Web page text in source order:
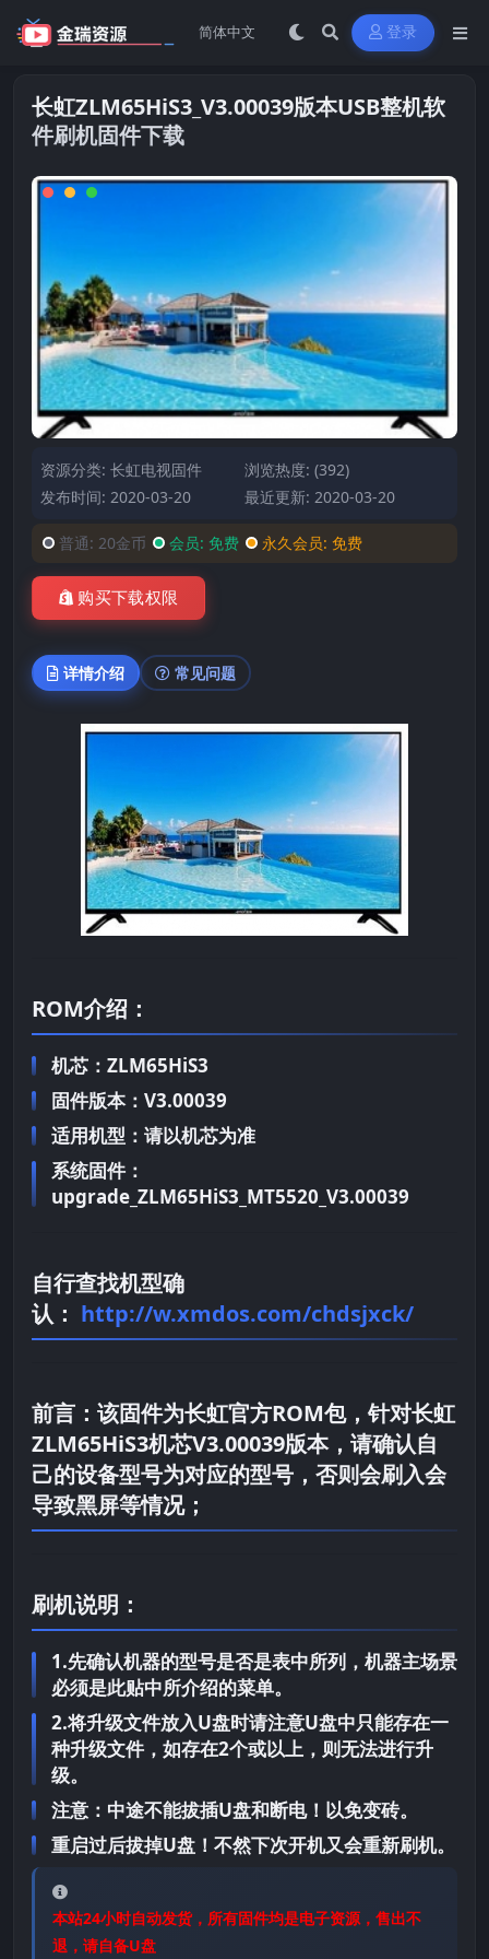
登录
长虹ZLM65HiS3_V3.00039版本USB整机软
件刷机固件下载
资源分类: 长虹电视固件
浏览热度: (392)
发布时间: 2020-03-20
最近更新: 2020-03-20
普通: 20金币 会员: 免费 永久会员: 免费
购买下载权限
详情介绍 常见问题
ROM介绍：
机芯：ZLM65HiS3
固件版本：V3.00039
适用机型：请以机芯为准
系统固件：
upgrade_ZLM65HiS3_MT5520_V3.00039
自行查找机型确
认： http://w.xmdos.com/chdsjxck/
前言： 该固件为长虹官方ROM包，针对长虹
ZLM65HiS3机芯V3.00039版本，请确认自
己的设备型号为对应的型号，否则会刷入会
导致黑屏等情况；
刷机说明：
1.先确认机器的型号是否是表中所列，机器主场景
必须是此贴中所介绍的菜单。
2.将升级文件放入U盘时请注意U盘中只能存在一
种升级文件，如存在2个或以上，则无法进行升
级。
注意：中途不能拔插U盘和断电！以免变砖。
重启过后拔掉U盘！不然下次开机又会重新刷机。
本站24小时自动发货，所有固件均是电子资源，售出不
退，请自备U盘